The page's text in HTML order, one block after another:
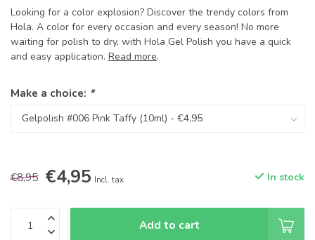
Looking for a color explosion? Discover the trendy colors from
Hola. A color for every occasion and every season! No more
waiting for polish to dry, with Hola Gel Polish you have a quick
and easy application. Read more.
Make a choice: *
€8,95 €4,95 Incl. tax In stock
Add to cart